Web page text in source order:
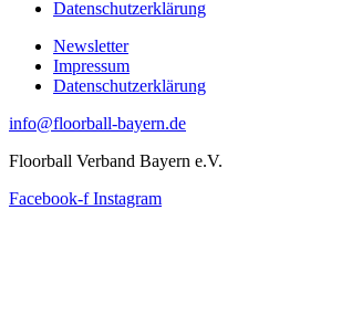
Datenschutzerklärung
Newsletter
Impressum
Datenschutzerklärung
info@floorball-bayern.de
Floorball Verband Bayern e.V.
Facebook-f Instagram